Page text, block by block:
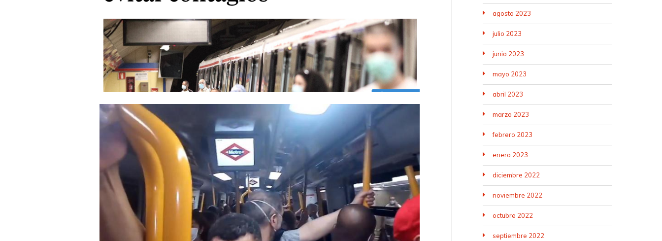
agosto 2023
julio 2023
junio 2023
mayo 2023
abril 2023
marzo 2023
febrero 2023
enero 2023
diciembre 2022
noviembre 2022
octubre 2022
septiembre 2022